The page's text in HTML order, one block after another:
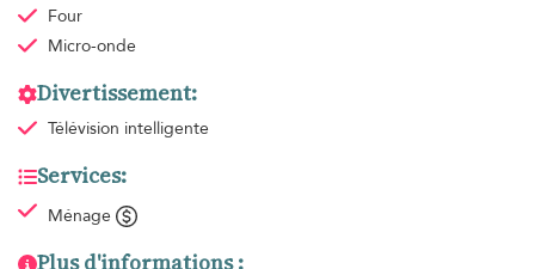
Four
Micro-onde
Divertissement:
Télévision intelligente
Services:
Ménage
Plus d'informations :